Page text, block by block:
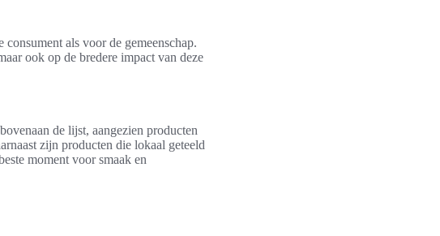
als voor de gemeenschap.
ook op de bredere impact van deze
de lijst, aangezien producten
zijn producten die lokaal geteeld
moment voor smaak en